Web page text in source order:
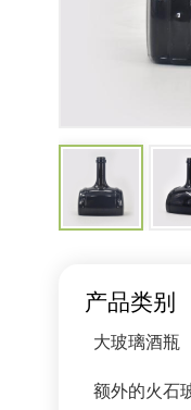
产品类别
大玻璃酒瓶
额外的火石